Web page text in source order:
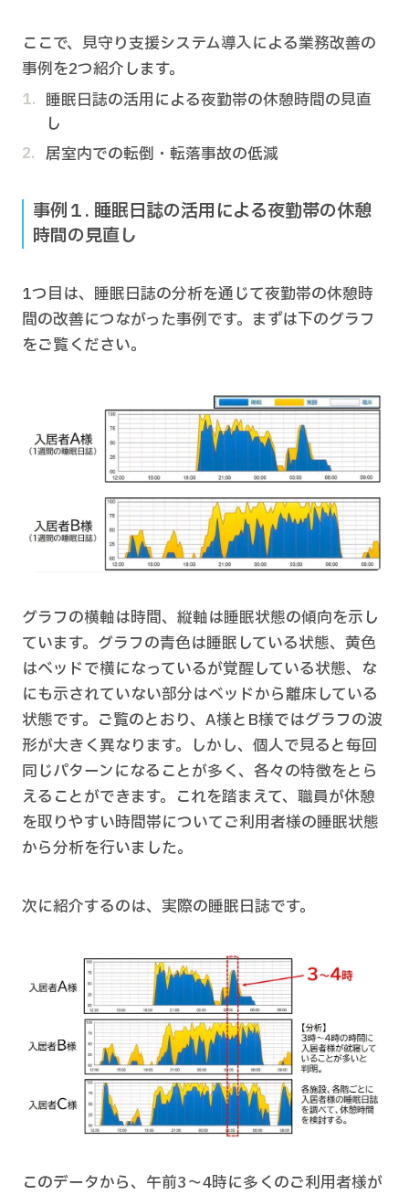
ここで、見守り支援システム導入による業務改善の
事例を2つ紹介します。
睡眠日誌の活用による夜勤帯の休憩時間の見直
し
居室内での転倒・転落事故の低減
事例１. 睡眠日誌の活用による夜勤帯の休憩
時間の見直し
1つ目は、睡眠日誌の分析を通じて夜勤帯の休憩時
間の改善につながった事例です。まずは下のグラフ
をご覧ください。
グラフの横軸は時間、縦軸は睡眠状態の傾向を示し
ています。グラフの青色は睡眠している状態、黄色
はベッドで横になっているが覚醒している状態、な
にも示されていない部分はベッドから離床している
状態です。ご覧のとおり、A様とB様ではグラフの波
形が大きく異なります。しかし、個人で見ると毎回
同じパターンになることが多く、各々の特徴をとら
えることができます。これを踏まえて、職員が休憩
を取りやすい時間帯についてご利用者様の睡眠状態
から分析を行いました。
次に紹介するのは、実際の睡眠日誌です。
このデータから、午前3〜4時に多くのご利用者様が